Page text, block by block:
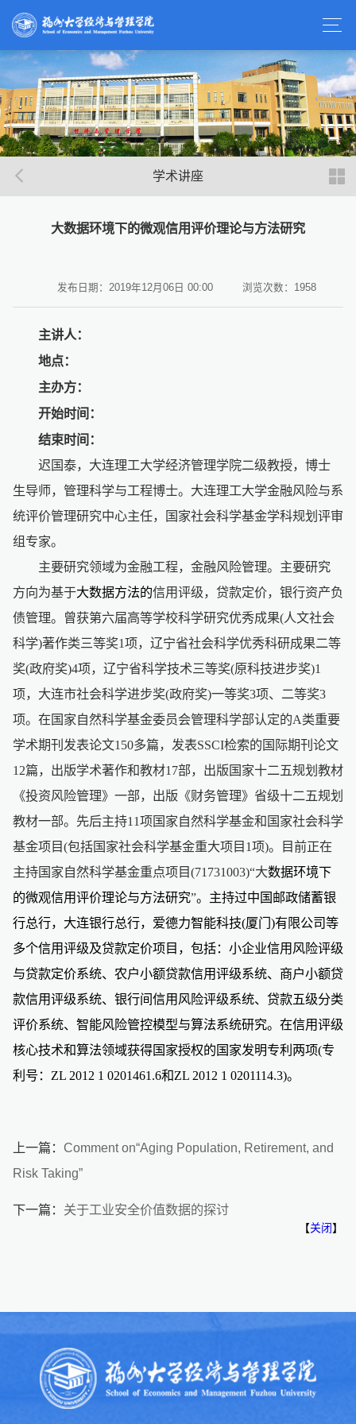
学术讲座
大数据环境下的微观信用评价理论与方法研究
发布日期：2019年12月06日 00:00 浏览次数： 1958
主讲人：
地点：
主办方：
开始时间：
结束时间：
迟国泰，大连理工大学经济管理学院二级教授，博士
生导师，管理科学与工程博士。大连理工大学金融风险与系
统评价管理研究中心主任，国家社会科学基金学科规划评审
组专家。
主要研究领域为金融工程，金融风险管理。主要研究
方向为基于大数据方法的信用评级，贷款定价，银行资产负
债管理。曾获第六届高等学校科学研究优秀成果(人文社会
科学)著作类三等奖1项，辽宁省社会科学优秀科研成果二等
奖(政府奖)4项，辽宁省科学技术三等奖(原科技进步奖)1
项，大连市社会科学进步奖(政府奖)一等奖3项、二等奖3
项。在国家自然科学基金委员会管理科学部认定的A类重要
学术期刊发表论文150多篇，发表SSCI检索的国际期刊论文
12篇，出版学术著作和教材17部，出版国家十二五规划教材
《投资风险管理》一部，出版《财务管理》省级十二五规划
教材一部。先后主持11项国家自然科学基金和国家社会科学
基金项目(包括国家社会科学基金重大项目1项)。目前正在
主持国家自然科学基金重点项目(71731003)“大数据环境下
的微观信用评价理论与方法研究”。主持过中国邮政储蓄银
行总行，大连银行总行，爱德力智能科技(厦门)有限公司等
多个信用评级及贷款定价项目，包括：小企业信用风险评级
与贷款定价系统、农户小额贷款信用评级系统、商户小额贷
款信用评级系统、银行间信用风险评级系统、贷款五级分类
评价系统、智能风险管控模型与算法系统研究。在信用评级
核心技术和算法领域获得国家授权的国家发明专利两项(专
利号：ZL 2012 1 0201461.6和ZL 2012 1 0201114.3)。
上一篇： Comment on“Aging Population, Retirement, and
Risk Taking”
下一篇： 关于工业安全价值数据的探讨
【关闭】